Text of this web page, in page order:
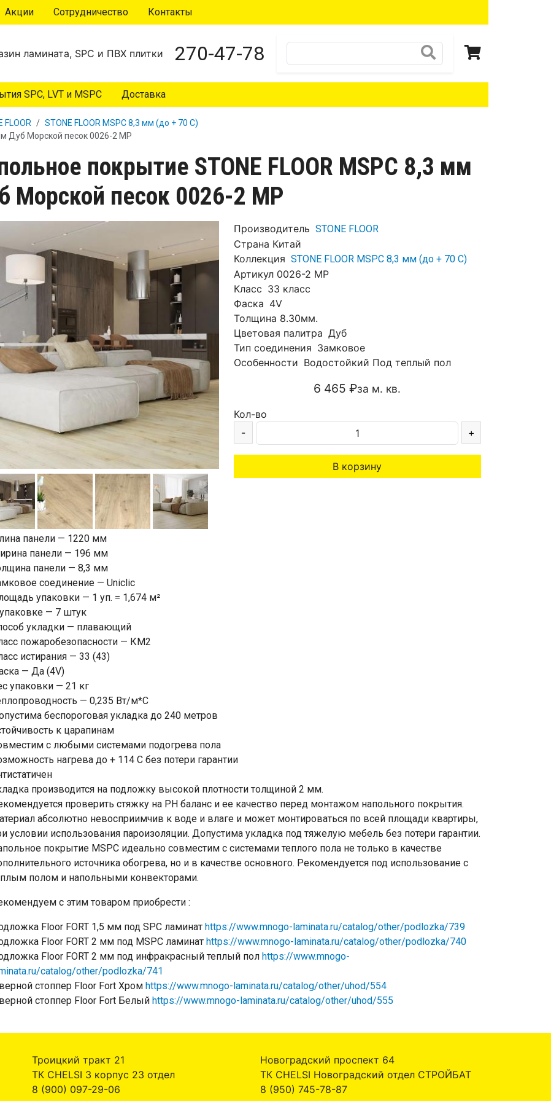
Акции Сотрудничество Контакты
ламината, SPC и ПВХ плитки 270-47-78
SPC, LVT и MSPC Доставка
FLOOR
STONE FLOOR MSPC 8,3 мм (до + 70 С)
Дуб Морской песок 0026-2 MP
покрытие STONE FLOOR MSPC 8,3 мм
Морской песок 0026-2 MP
Производитель STONE FLOOR
Страна Китай
Коллекция STONE FLOOR MSPC 8,3 мм (до + 70 С)
Артикул 0026-2 MP
Класс 33 класс
Фаска 4V
Толщина 8.30мм.
Цветовая палитра Дуб
Тип соединения Замковое
Особенности Водостойкий Под теплый пол
6 465 ₽за м. кв.
Кол-во
-
+
В корзину
панели — 1220 мм
панели — 196 мм
панели — 8,3 мм
соединение — Uniclic
упаковки — 1 уп. = 1,674 м²
— 7 штук
укладки — плавающий
пожаробезопасности — КМ2
истирания — 33 (43)
— Да (4V)
упаковки — 21 кг
— 0,235 Вт/м*С
беспороговая укладка до 240 метров
к царапинам
с любыми системами подогрева пола
нагрева до + 114 С без потери гарантии
производится на подложку высокой плотности толщиной 2 мм.
проверить стяжку на PH баланс и ее качество перед монтажом напольного покрытия.
абсолютно невосприимчив к воде и влаге и может монтироваться по всей площади квартиры,
условии использования пароизоляции. Допустима укладка под тяжелую мебель без потери гарантии.
покрытие MSPC идеально совместим с системами теплого пола не только в качестве
источника обогрева, но и в качестве основного. Рекомендуется под использование с
полом и напольными конвекторами.
с этим товаром приобрести :
Floor FORT 1,5 мм под SPC ламинат https://www.mnogo-laminata.ru/catalog/other/podlozka/739
Floor FORT 2 мм под MSPC ламинат https://www.mnogo-laminata.ru/catalog/other/podlozka/740
Floor FORT 2 мм под инфракрасный теплый пол https://www.mnogo-
catalog/other/podlozka/741
стоппер Floor Fort Хром https://www.mnogo-laminata.ru/catalog/other/uhod/554
стоппер Floor Fort Белый https://www.mnogo-laminata.ru/catalog/other/uhod/555
Троицкий тракт 21
ТК CHELSI 3 корпус 23 отдел
8 (900) 097-29-06
Новоградский проспект 64
ТК CHELSI Новоградский отдел СТРОЙБАТ
8 (950) 745-78-87